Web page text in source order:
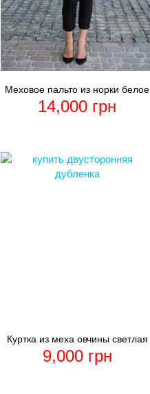
Меховое пальто из норки белое
14,000 грн
Куртка из меха овчины светлая
9,000 грн